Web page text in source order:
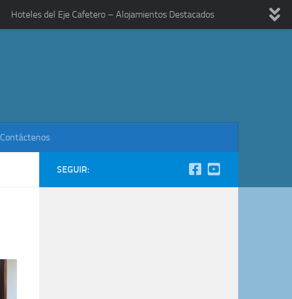
Hoteles del Eje Cafetero – Alojamientos Destacados
Contáctenos
SEGUIR: